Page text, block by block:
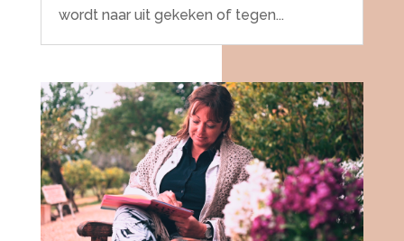
wordt naar uit gekeken of tegen...